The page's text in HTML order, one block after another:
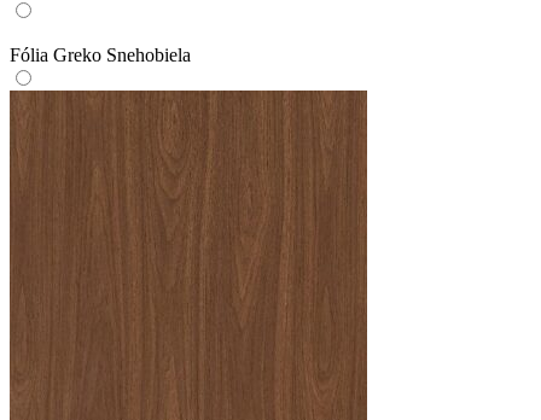
Fólia Greko Snehobiela